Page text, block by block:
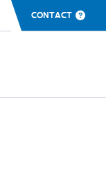
CONTACT